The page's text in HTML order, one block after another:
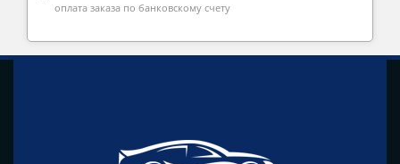
оплата заказа по банковскому счету